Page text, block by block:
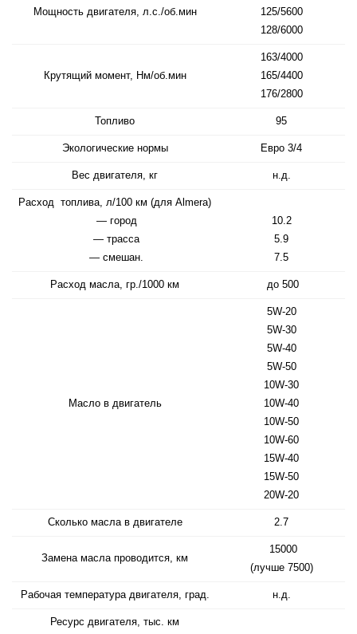
Мощность двигателя, л.с./об.мин
125/5600
128/6000
Крутящий момент, Нм/об.мин
163/4000
165/4400
176/2800
Топливо 95
Экологические нормы Евро 3/4
Вес двигателя, кг н.д.
Расход топлива, л/100 км (для Almera)
— город
— трасса
— смешан.
10.2
5.9
7.5
Расход масла, гр./1000 км до 500
Масло в двигатель
5W-20
5W-30
5W-40
5W-50
10W-30
10W-40
10W-50
10W-60
15W-40
15W-50
20W-20
Сколько масла в двигателе 2.7
Замена масла проводится, км
15000
(лучше 7500)
Рабочая температура двигателя, град. н.д.
Ресурс двигателя, тыс. км